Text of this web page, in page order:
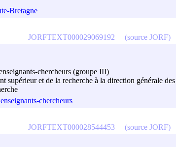
Bretagne
chercheurs (groupe III)
supérieur et de la recherche à la direction générale
chercheurs
JORFTEXT000029069192 (source JORF)
JORFTEXT000028544453 (source JORF)